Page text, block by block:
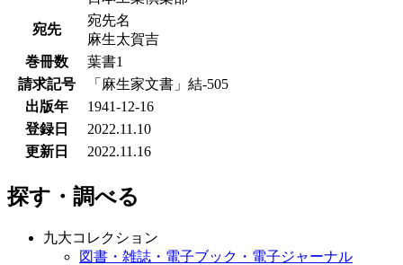
宛先
宛先名
麻生太賀吉
巻冊数
葉書1
請求記号
「麻生家文書」結-505
出版年
1941-12-16
登録日
2022.11.10
更新日
2022.11.16
探す・調べる
九大コレクション
図書・雑誌・電子ブック・電子ジャーナル